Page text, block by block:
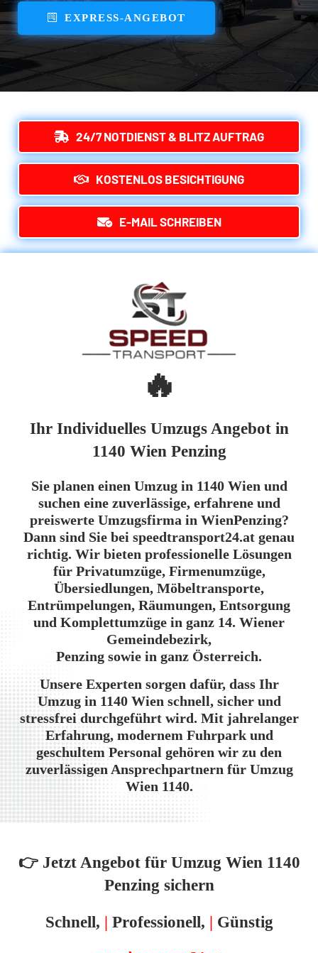
EXPRESS-ANGEBOT
24/7 NOTDIENST & BLITZ AUFTRAG
KOSTENLOS BESICHTIGUNG
E-MAIL SCHREIBEN
🔥
Ihr Individuelles Umzugs Angebot in
1140 Wien Penzing
Sie planen einen Umzug in 1140 Wien und
suchen eine zuverlässige, erfahrene und
preiswerte Umzugsfirma in WienPenzing?
Dann sind Sie bei speedtransport24.at genau
richtig. Wir bieten professionelle Lösungen
für Privatumzüge, Firmenumzüge,
Übersiedlungen, Möbeltransporte,
Entrümpelungen, Räumungen, Entsorgung
und Komplettumzüge in ganz 14. Wiener
Gemeindebezirk,
Penzing sowie in ganz Österreich.
Unsere Experten sorgen dafür, dass Ihr
Umzug in 1140 Wien schnell, sicher und
stressfrei durchgeführt wird. Mit jahrelanger
Erfahrung, modernem Fuhrpark und
geschultem Personal gehören wir zu den
zuverlässigen Ansprechpartnern für Umzug
Wien 1140.
👉 Jetzt Angebot für Umzug Wien 1140
Penzing sichern
Schnell, | Professionell, | Günstig